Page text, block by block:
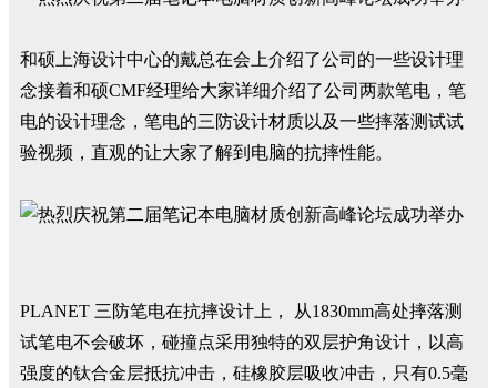
和硕上海设计中心的戴总在会上介绍了公司的一些设计理
念接着和硕CMF经理给大家详细介绍了公司两款笔电，笔
电的设计理念，笔电的三防设计材质以及一些摔落测试试
验视频，直观的让大家了解到电脑的抗摔性能。
PLANET 三防笔电在抗摔设计上， 从1830mm高处摔落测
试笔电不会破坏，碰撞点采用独特的双层护角设计，以高
强度的钛合金层抵抗冲击，硅橡胶层吸收冲击，只有0.5毫